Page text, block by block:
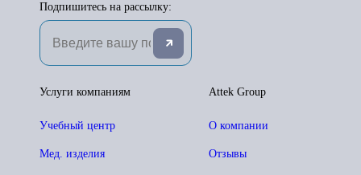
Подпишитесь на рассылку:
Attek Group
О компании
Отзывы
Услуги компаниям
Учебный центр
Мед. изделия